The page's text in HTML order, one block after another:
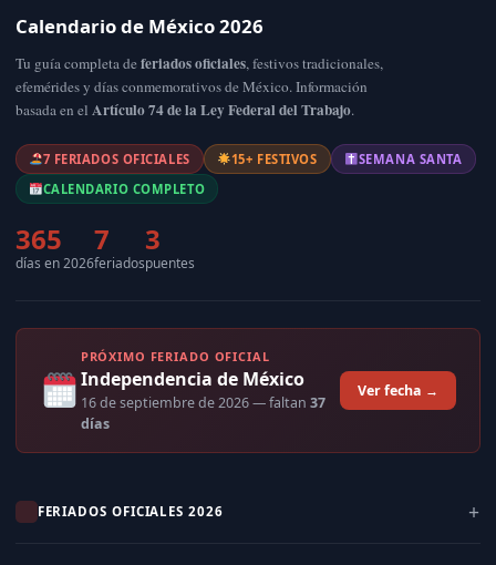
Calendario de México 2026
Tu guía completa de feriados oficiales, festivos tradicionales,
efemérides y días conmemorativos de México. Información
basada en el Artículo 74 de la Ley Federal del Trabajo.
7 FERIADOS OFICIALES 15+ FESTIVOS
SEMANA SANTA
CALENDARIO COMPLETO
365
días en 2026
7
feriados
3
puentes
PRÓXIMO FERIADO OFICIAL
Independencia de México
16 de septiembre de 2026— faltan 37
días
Ver fecha →
FERIADOS OFICIALES 2026